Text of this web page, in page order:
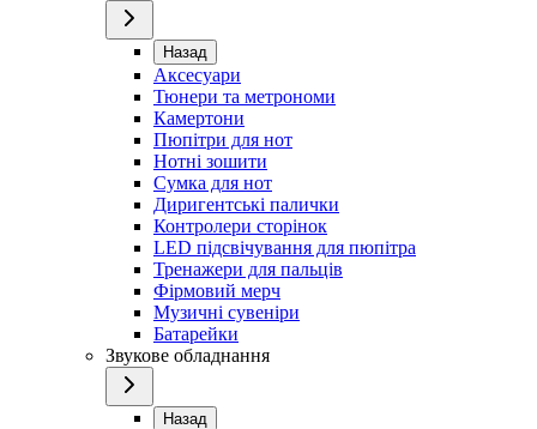
Назад
Аксесуари
Тюнери та метрономи
Камертони
Пюпітри для нот
Нотні зошити
Сумка для нот
Диригентські палички
Контролери сторінок
LED підсвічування для пюпітра
Тренажери для пальців
Фірмовий мерч
Музичні сувеніри
Батарейки
Звукове обладнання
Назад